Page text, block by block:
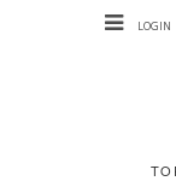
LOGIN